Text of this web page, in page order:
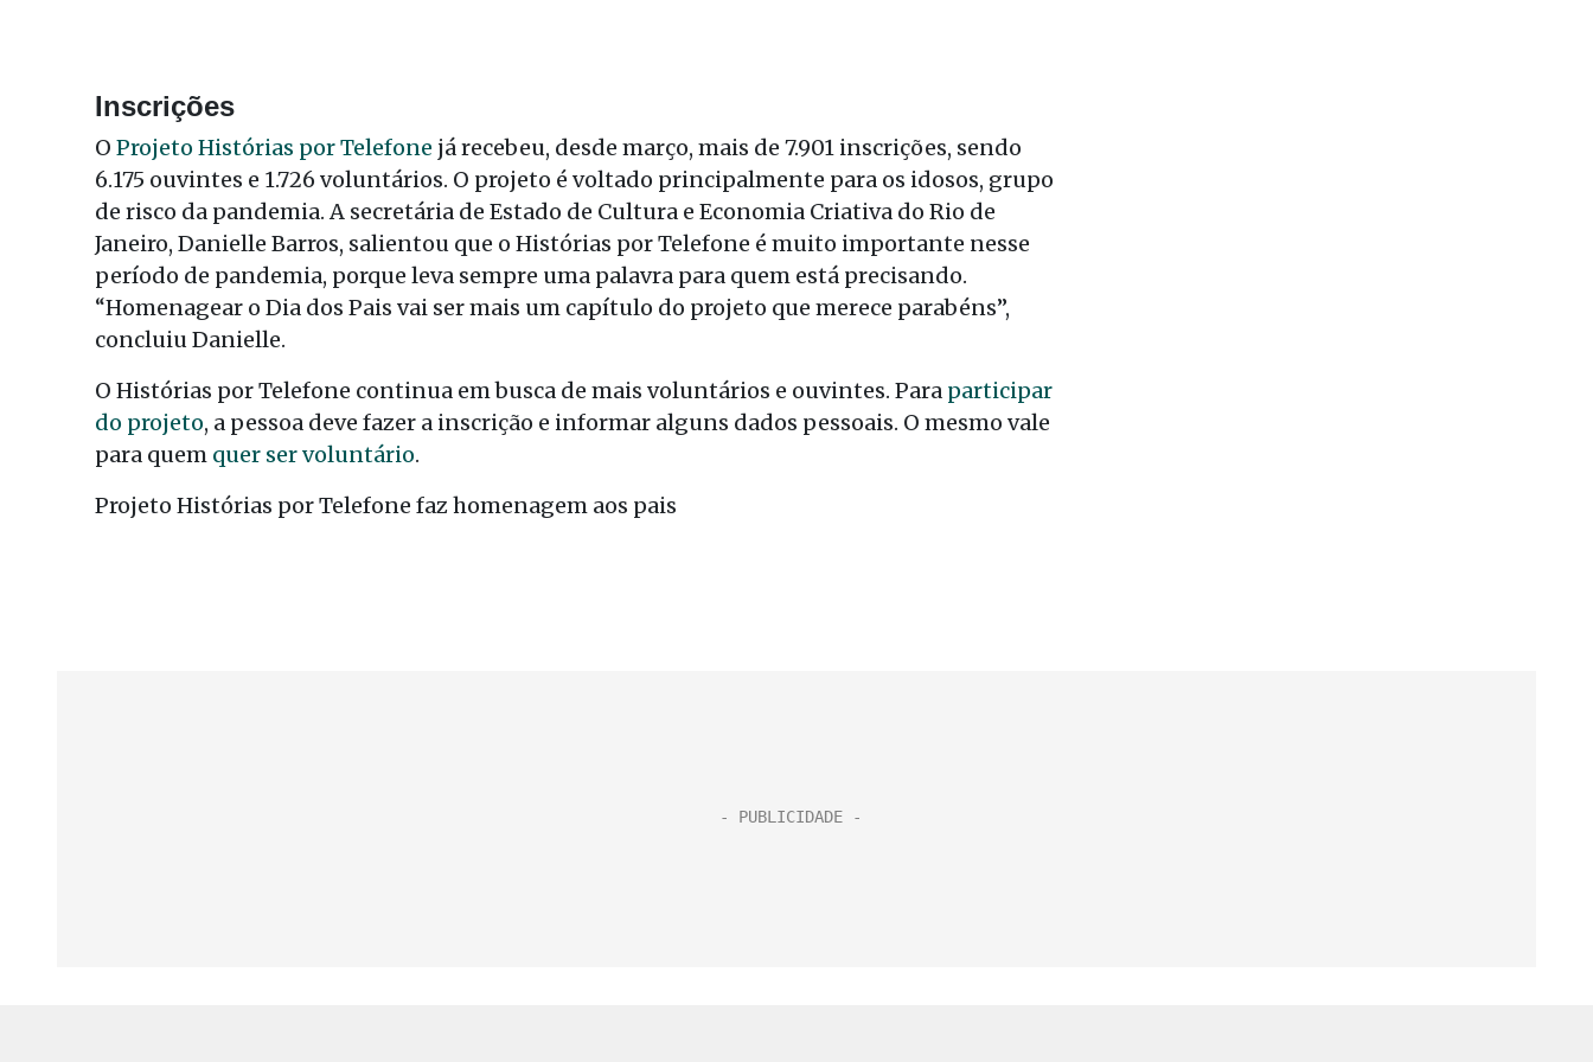
Inscrições
O Projeto Histórias por Telefone já recebeu, desde março, mais de 7.901 inscrições, sendo
6.175 ouvintes e 1.726 voluntários. O projeto é voltado principalmente para os idosos, grupo
de risco da pandemia. A secretária de Estado de Cultura e Economia Criativa do Rio de
Janeiro, Danielle Barros, salientou que o Histórias por Telefone é muito importante nesse
período de pandemia, porque leva sempre uma palavra para quem está precisando.
“Homenagear o Dia dos Pais vai ser mais um capítulo do projeto que merece parabéns”,
concluiu Danielle.
O Histórias por Telefone continua em busca de mais voluntários e ouvintes. Para participar
do projeto, a pessoa deve fazer a inscrição e informar alguns dados pessoais. O mesmo vale
para quem quer ser voluntário.
Projeto Histórias por Telefone faz homenagem aos pais